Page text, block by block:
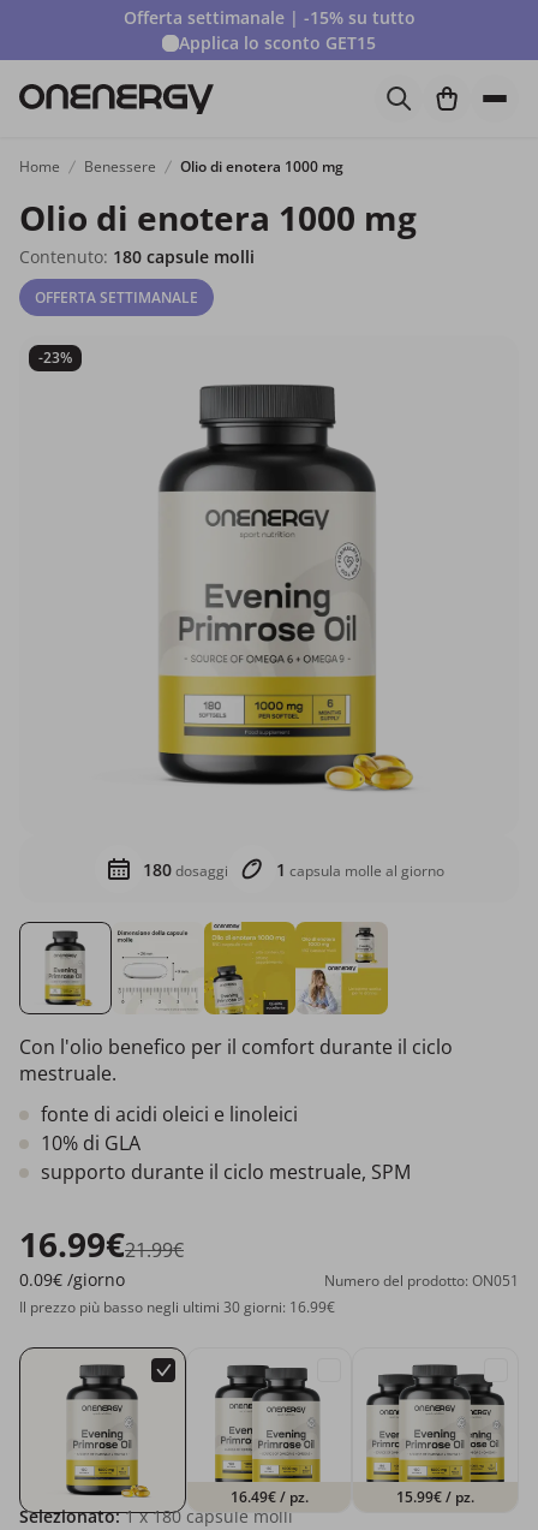
Offerta settimanale | -15% su tutto
Applica lo sconto GET15
Home Benessere Olio di enotera 1000 mg
Olio di enotera 1000 mg
Contenuto: 180 capsule molli
OFFERTA SETTIMANALE
-23%
180dosaggi 1 capsula molle al giorno
Con l'olio benefico per il comfort durante il ciclo
mestruale.
fonte di acidi oleici e linoleici
10% di GLA
supporto durante il ciclo mestruale, SPM
16.99€21.99€
0.09€ /giorno
Numero del prodotto: ON051
Il prezzo più basso negli ultimi 30 giorni: 16.99€
16.49€/ pz. 15.99€/ pz.
Selezionato: 1x 180 capsule molli